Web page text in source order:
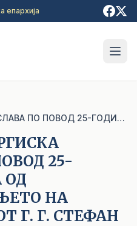
епархија
СВЕЧЕНА ЛИТУРГИСКА ПРОСЛАВА ПО ПОВОД 25-ГОДИШНИНАТА ОД ВОСТОЛИЧУВАЊЕТО НА АРХИЕПИСКОПОТ Г. Г. СТЕФАН
25-
ОД
НА
Г. Г. СТЕФАН